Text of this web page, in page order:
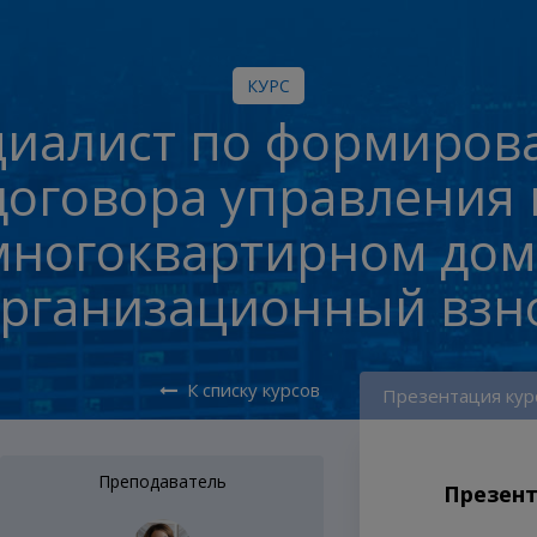
КУРС
по
управления
К списку курсов
Преподаватель
Презентация